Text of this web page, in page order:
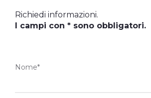
Richiedi informazioni.
I campi con * sono obbligatori.
Nome*